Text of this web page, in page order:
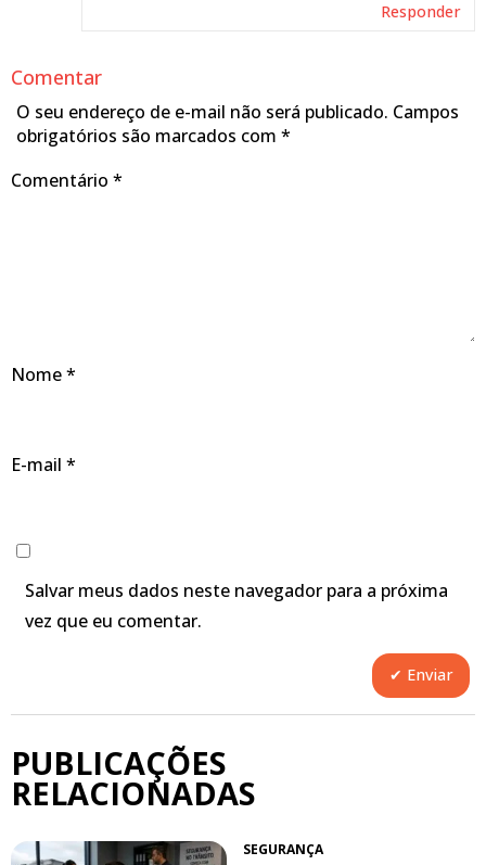
Responder
Comentar
O seu endereço de e-mail não será publicado. Campos
obrigatórios são marcados com *
Comentário *
Nome*
E-mail *
Salvar meus dados neste navegador para a próxima
vez que eu comentar.
PUBLICAÇÕES
RELACIONADAS
SEGURANÇA